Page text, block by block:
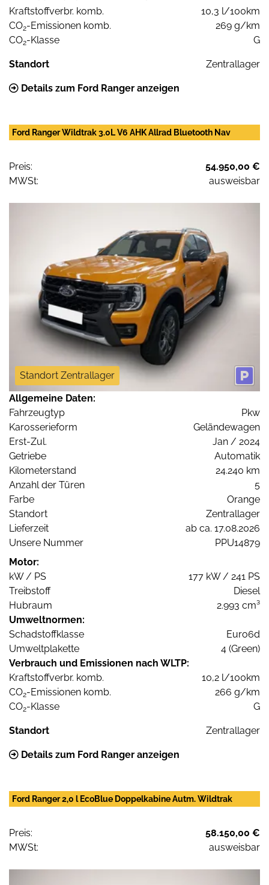
Kraftstoffverbr. komb.
10,3 l/100km
CO2-Emissionen komb.
269 g/km
CO2-Klasse G
Standort Zentrallager
Details zum Ford Ranger anzeigen
Ford Ranger Wildtrak 3.0L V6 AHK Allrad Bluetooth Nav
Preis:
54.950,00 €
MWSt:
ausweisbar
Standort Zentrallager
Allgemeine Daten:
Fahrzeugtyp
Pkw
Karosserieform
Geländewagen
Erst-Zul.
Jan / 2024
Getriebe
Automatik
Kilometerstand
24.240 km
Anzahl der Türen
5
Farbe
Orange
Standort
Zentrallager
Lieferzeit
ab ca. 17.08.2026
Unsere Nummer
PPU14879
Motor:
kW / PS
177 kW / 241 PS
Treibstoff
Diesel
Hubraum
2.993 cm³
Umweltnormen:
Schadstoffklasse
Euro6d
Umweltplakette
4 (Green)
Verbrauch und Emissionen nach WLTP:
Kraftstoffverbr. komb.
10,2 l/100km
CO2-Emissionen komb.
266 g/km
CO2-Klasse G
Standort Zentrallager
Details zum Ford Ranger anzeigen
Ford Ranger 2,0 l EcoBlue Doppelkabine Autm. Wildtrak
Preis:
58.150,00 €
MWSt:
ausweisbar